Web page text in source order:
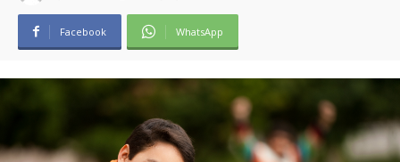
Facebook WhatsApp